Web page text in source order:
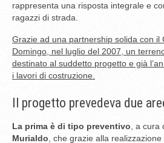
rappresenta una risposta integrale e
ragazzi di strada.
Grazie ad una partnership solida con il
Domingo, nel luglio del 2007, un
destinato al suddetto progetto e già
i lavori di costruzione.
Il progetto prevedeva due
La prima è di tipo preventivo, a cura
Murialdo, che grazie alla